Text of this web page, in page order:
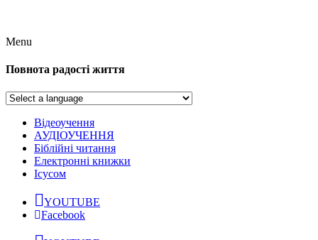
Menu
Повнота радості життя
Відеоучення
АУДІОУЧЕННЯ
Біблійні читання
Електронні книжки
Ісусом
YOUTUBE
Facebook